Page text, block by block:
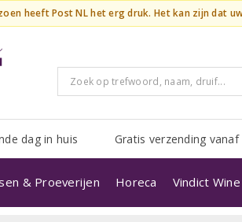
heeft Post NL het erg druk. Het kan zijn dat
dag in huis Gratis verzending
& Proeverijen Horeca Vindict Wine